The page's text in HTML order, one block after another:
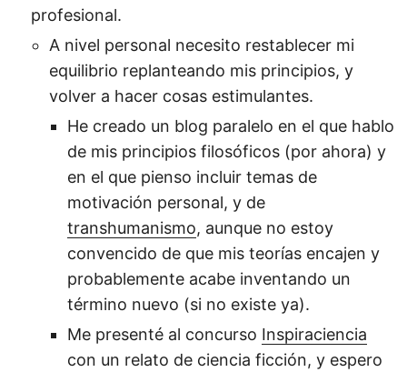
profesional.
A nivel personal necesito restablecer mi
equilibrio replanteando mis principios, y
volver a hacer cosas estimulantes.
He creado un blog paralelo en el que hablo
de mis principios filosóficos (por ahora) y
en el que pienso incluir temas de
motivación personal, y de
transhumanismo, aunque no estoy
convencido de que mis teorías encajen y
probablemente acabe inventando un
término nuevo (si no existe ya).
Me presenté al concurso Inspiraciencia
con un relato de ciencia ficción, y espero